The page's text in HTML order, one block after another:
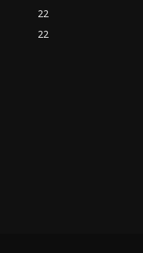
22
22